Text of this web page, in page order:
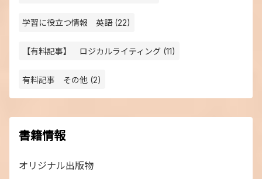
学習に役立つ情報 英語 (22)
【有料記事】 ロジカルライティング (11)
有料記事 その他 (2)
書籍情報
オリジナル出版物